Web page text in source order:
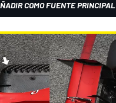
COMO FUENTE PRINCIPAL